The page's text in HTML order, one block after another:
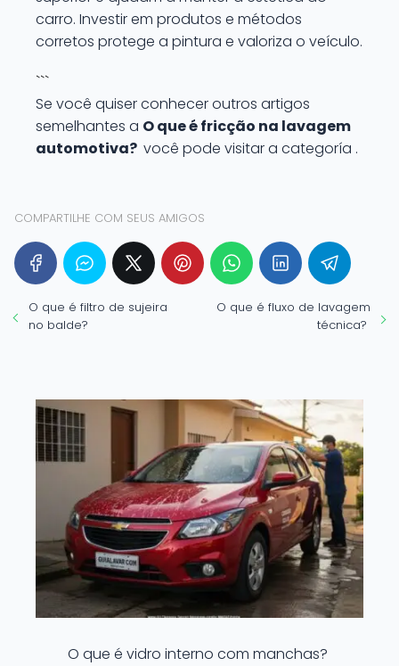
carro. Investir em produtos e métodos
corretos protege a pintura e valoriza o veículo.
```
Se você quiser conhecer outros artigos
semelhantes a O que é fricção na lavagem
automotiva? você pode visitar a categoría .
COMPARTILHE COM SEUS AMIGOS
O que é filtro de sujeira
no balde?
O que é fluxo de lavagem
técnica?
O que é vidro interno com manchas?